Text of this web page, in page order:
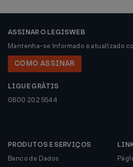
ASSINAR O LEGISWEB
Mantenha-se informado e atualizado
COMO ASSINAR
LIGUE GRÁTIS
0800 202 5544
PRODUTOS E SERVIÇOS
Banco de Dados